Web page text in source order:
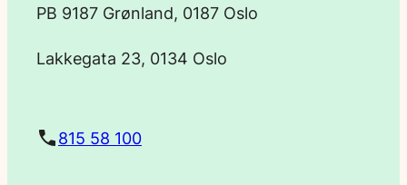
PB 9187 Grønland, 0187 Oslo
Lakkegata 23, 0134 Oslo
815 58 100